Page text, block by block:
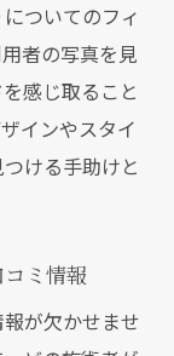
ついてのフィ
者の写真を見
感じ取ること
インやスタイ
ける手助けと
ミ情報
が欠かせませ